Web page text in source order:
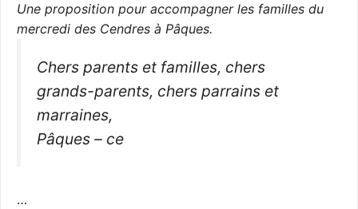
Une proposition pour accompagner les familles du
mercredi des Cendres à Pâques.
Chers parents et familles, chers
grands-parents, chers parrains et
marraines,
Pâques – ce
…